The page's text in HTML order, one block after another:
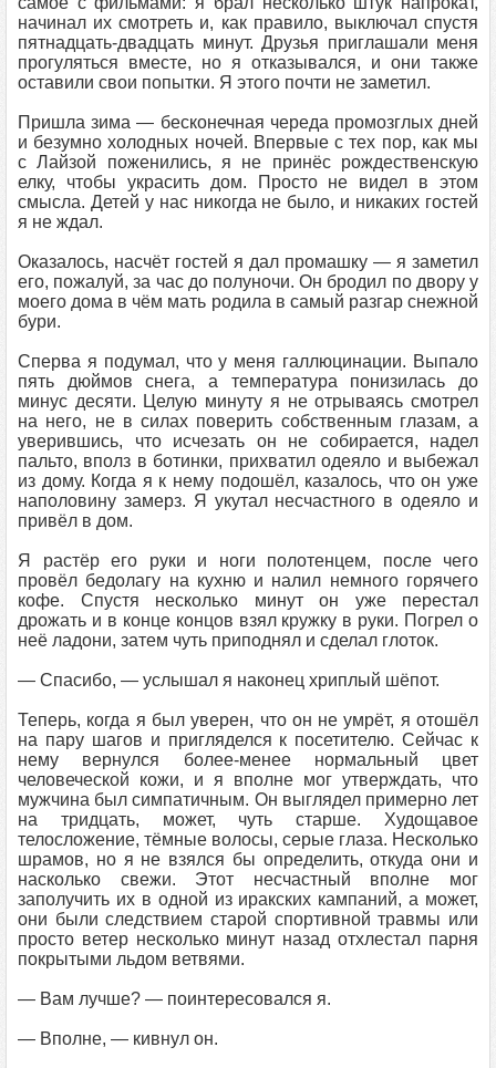
начинал их смотреть и, как правило, выключал спустя
пятнадцать-двадцать минут. Друзья приглашали меня
прогуляться вместе, но я отказывался, и они также
оставили свои попытки. Я этого почти не заметил.
Пришла зима — бесконечная череда промозглых дней
и безумно холодных ночей. Впервые с тех пор, как мы
с Лайзой поженились, я не принёс рождественскую
елку, чтобы украсить дом. Просто не видел в этом
смысла. Детей у нас никогда не было, и никаких гостей
я не ждал.
Оказалось, насчёт гостей я дал промашку — я заметил
его, пожалуй, за час до полуночи. Он бродил по двору у
моего дома в чём мать родила в самый разгар снежной
бури.
Сперва я подумал, что у меня галлюцинации. Выпало
пять дюймов снега, а температура понизилась до
минус десяти. Целую минуту я не отрываясь смотрел
на него, не в силах поверить собственным глазам, а
уверившись, что исчезать он не собирается, надел
пальто, вполз в ботинки, прихватил одеяло и выбежал
из дому. Когда я к нему подошёл, казалось, что он уже
наполовину замерз. Я укутал несчастного в одеяло и
привёл в дом.
Я растёр его руки и ноги полотенцем, после чего
провёл бедолагу на кухню и налил немного горячего
кофе. Спустя несколько минут он уже перестал
дрожать и в конце концов взял кружку в руки. Погрел о
неё ладони, затем чуть приподнял и сделал глоток.
— Спасибо, — услышал я наконец хриплый шёпот.
Теперь, когда я был уверен, что он не умрёт, я отошёл
на пару шагов и пригляделся к посетителю. Сейчас к
нему вернулся более-менее нормальный цвет
человеческой кожи, и я вполне мог утверждать, что
мужчина был симпатичным. Он выглядел примерно лет
на тридцать, может, чуть старше. Худощавое
телосложение, тёмные волосы, серые глаза. Несколько
шрамов, но я не взялся бы определить, откуда они и
насколько свежи. Этот несчастный вполне мог
заполучить их в одной из иракских кампаний, а может,
они были следствием старой спортивной травмы или
просто ветер несколько минут назад отхлестал парня
покрытыми льдом ветвями.
— Вам лучше? — поинтересовался я.
— Вполне, — кивнул он.